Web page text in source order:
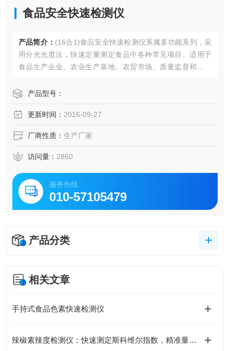
食品安全快速检测仪
产品简介： (16合1)食品安全快速检测仪系属多功能系列，采
用分光光度法，快速定量测定食品中各种常见项目。适用于
食品生产企业、农业生产基地、农贸市场、质量监督和卫生
产品型号：
更新时间： 2016-09-27
厂商性质： 生产厂家
访问量： 2860
服务热线
010-57105479
产品分类
相关文章
手持式食品色素快速检测仪
辣椒素辣度检测仪：快速测定斯科维尔指数，精准量化辣椒辣度等级